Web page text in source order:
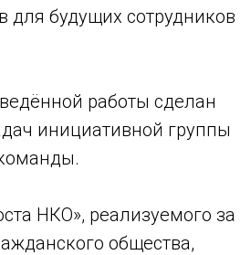
для будущих сотрудников
работы сделан
инициативной группы
НКО», реализуемого за
общества,